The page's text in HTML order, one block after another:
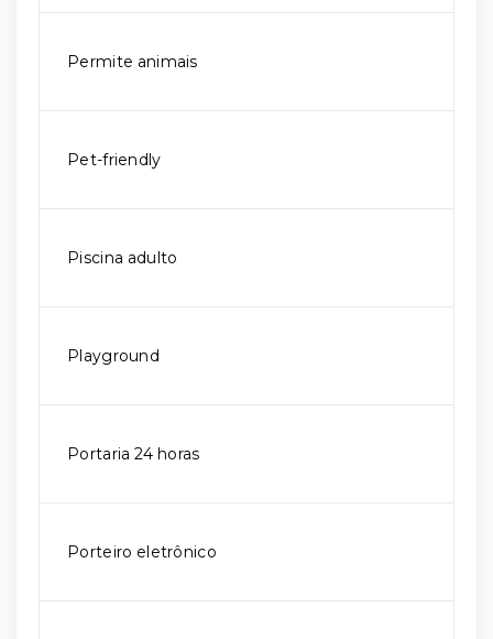
Permite animais
Pet-friendly
Piscina adulto
Playground
Portaria 24 horas
Porteiro eletrônico